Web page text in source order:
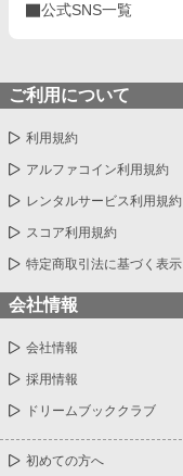
公式SNS一覧
ご利用について
利用規約
アルファコイン利用規約
レンタルサービス利用規約
スコア利用規約
特定商取引法に基づく表示
会社情報
会社情報
採用情報
ドリームブッククラブ
初めての方へ